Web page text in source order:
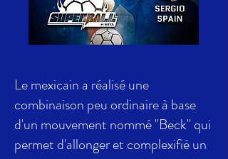
Le mexicain a réalisé une
combinaison peu ordinaire à base
d'un mouvement nommé "Beck" qui
permet d'allonger et complexifié un